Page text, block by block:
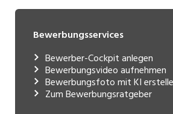
Bewerbungsservices
Bewerber-Cockpit anlegen
Bewerbungsvideo aufnehmen
Bewerbungsfoto mit KI
Zum Bewerbungsratgeber